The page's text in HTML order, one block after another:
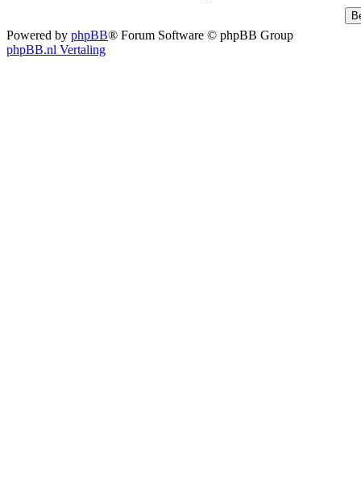
Powered by phpBB® Forum Software © phpBB Group
phpBB.nl Vertaling